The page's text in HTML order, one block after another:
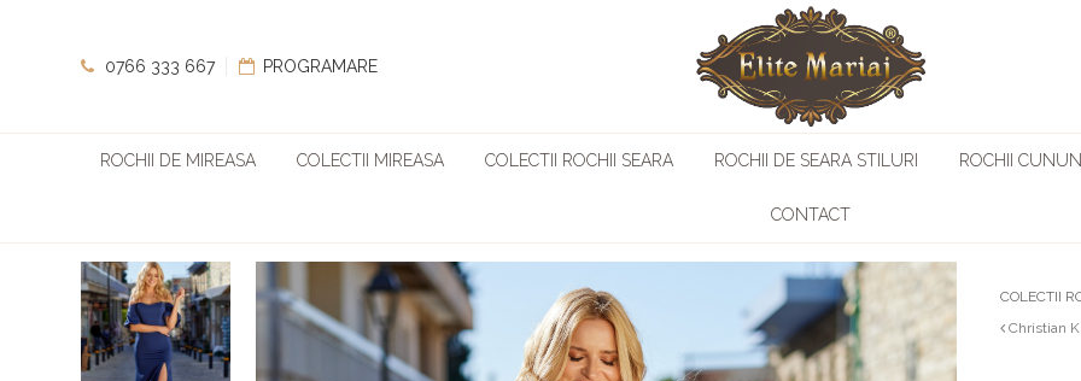
0766 333 667 PROGRAMARE
ROCHII DE MIREASA COLECTII MIREASA COLECTII ROCHII SEARA ROCHII DE SEARA STILURI ROCHII
CONTACT
COLECTII
Christian